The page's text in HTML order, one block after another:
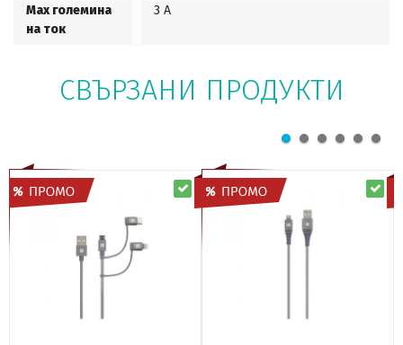
Мах големина
на ток
3 A
СВЪРЗАНИ ПРОДУКТИ